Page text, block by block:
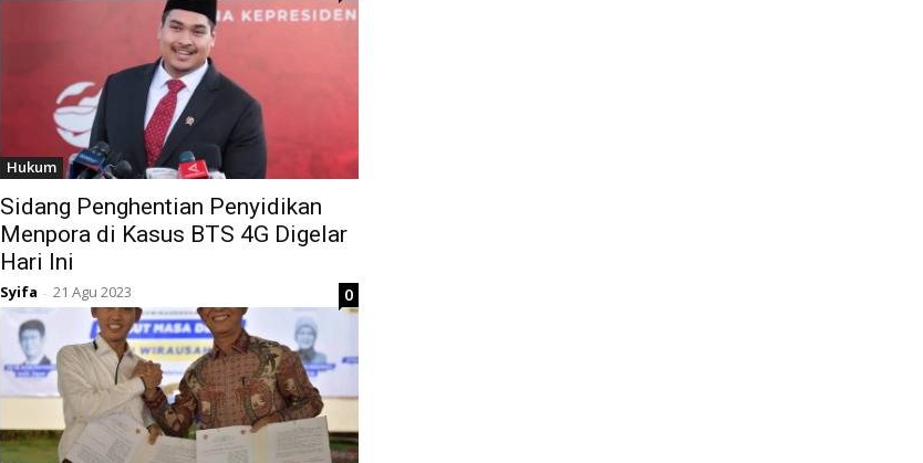
Hukum
Sidang Penghentian Penyidikan
Menpora di Kasus BTS 4G Digelar
Hari Ini
Syifa - 21 Agu 2023 0